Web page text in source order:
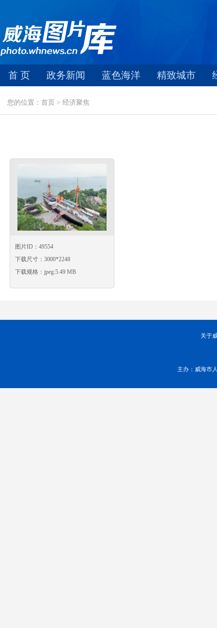
首 页 政务新闻 蓝色海洋 精致城市
您的位置：首页 > 经济聚焦
图片ID：49554
下载尺寸：3000*2248
下载规格：jpeg:5.49 MB
关于
主办：威海市